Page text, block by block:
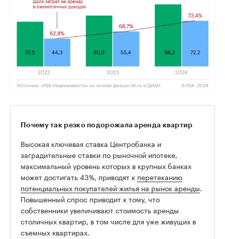
Почему так резко подорожала аренда квартир
Высокая ключевая ставка Центробанка и
заградительные ставки по рыночной ипотеке,
максимальный уровень которых в крупных банках
может достигать 43%, приводят к перетеканию
потенциальных покупателей жилья на рынок аренды.
Повышенный спрос приводит к тому, что
собственники увеличивают стоимость аренды
столичных квартир, в том числе для уже живущих в
съемных квартирах.